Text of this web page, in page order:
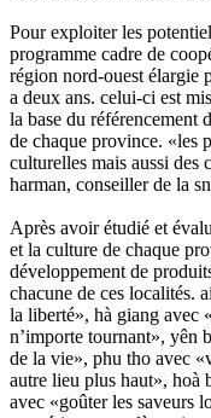
Pour exploiter les
programme cadre de
région nord-ouest élargie
a deux ans. celui-ci est
la base du référencement
de chaque province. «les
culturelles mais aussi des
harman, conseiller de la
Après avoir étudié et
et la culture de chaque
développement de
chacune de ces localités.
la liberté», hà giang avec
n’importe tournant», yên
de la vie», phu tho avec
autre lieu plus haut», hoà
avec «goûter les saveurs